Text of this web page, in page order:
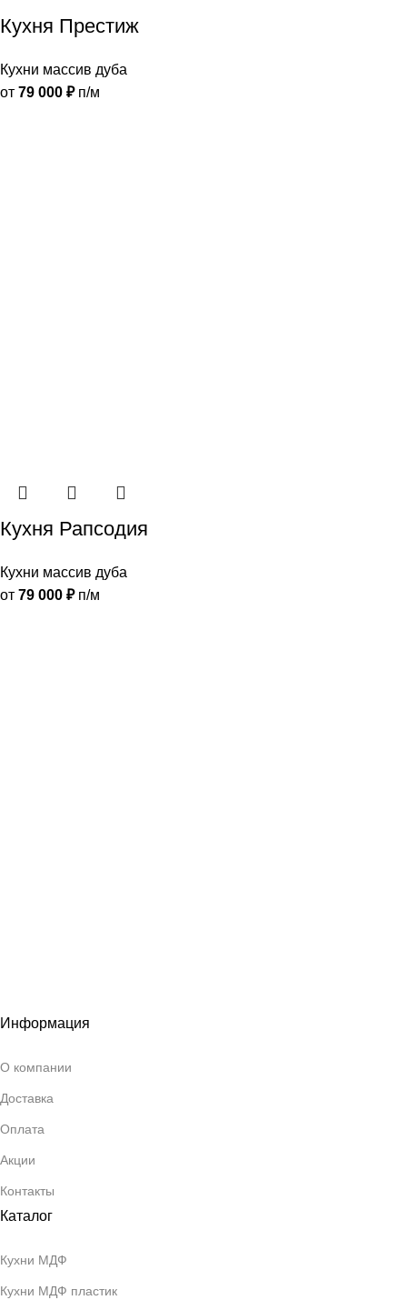
Кухня Престиж
Кухни массив дуба
от 79 000 ₽п/м
Кухня Рапсодия
Кухни массив дуба
от 79 000 ₽п/м
Информация
О компании
Доставка
Оплата
Акции
Контакты
Каталог
Кухни МДФ
Кухни МДФ пластик